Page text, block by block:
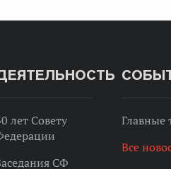
лет Совету
СФ
Главные
Все